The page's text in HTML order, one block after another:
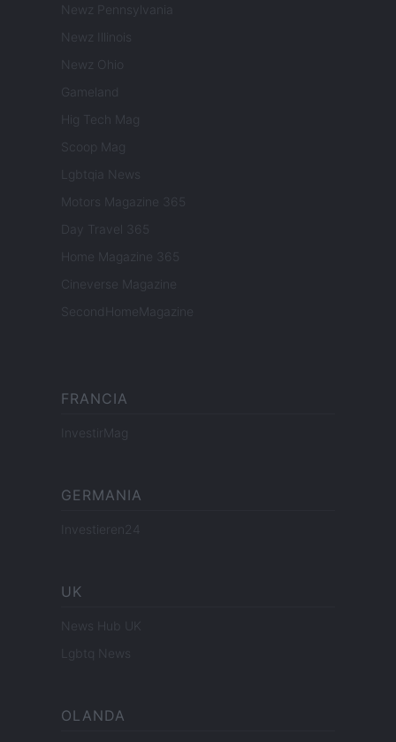
Newz Pennsylvania
Newz Illinois
Newz Ohio
Gameland
Hig Tech Mag
Scoop Mag
Lgbtqia News
Motors Magazine 365
Day Travel 365
Home Magazine 365
Cineverse Magazine
SecondHomeMagazine
FRANCIA
InvestirMag
GERMANIA
Investieren24
UK
News Hub UK
Lgbtq News
OLANDA